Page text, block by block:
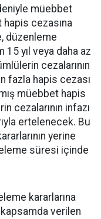
müebbet
hapis cezasına
düzenleme
15 yıl veya daha az
cezalarının
fazla hapis cezası
müebbet hapis
cezalarının infazı
ertelenecek. Bu
yerine
süresi içinde
kararlarına
verilen